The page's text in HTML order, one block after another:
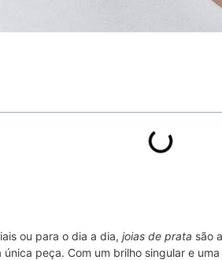
ou para o dia a dia, joias de prata são
peça. Com um brilho singular e